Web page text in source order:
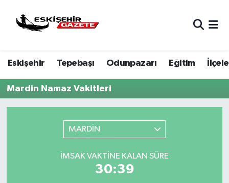
Eskişehir Tepebaşı Odunpazarı Eğitim
Mardin Namaz Vakitleri
MARDİN
İMSAK VAKTINE KALAN SÜRE
30:39
Hava Durumu
Eskişehir Namaz Vakitleri